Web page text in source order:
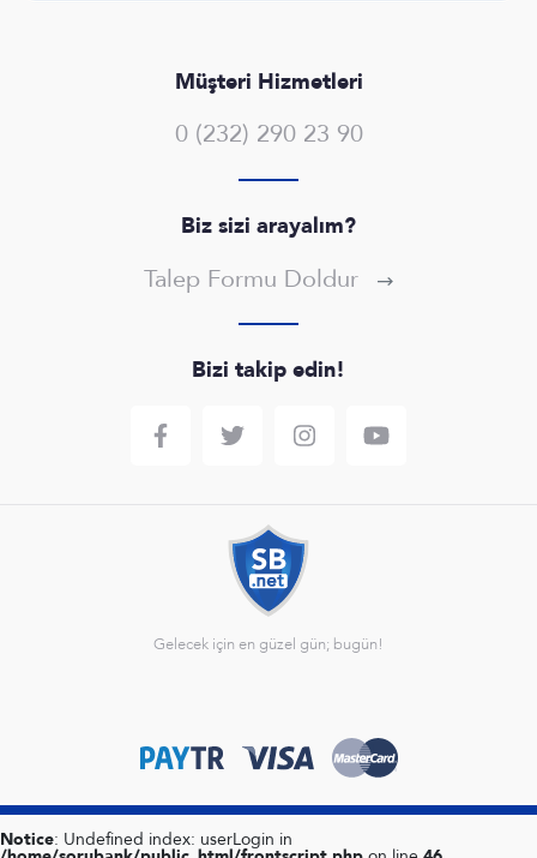
Müşteri Hizmetleri
0 (232) 290 23 90
Biz sizi arayalım?
Talep Formu Doldur
Bizi takip edin!
Gelecek için en güzel gün; bugün!
Notice: Undefined index: userLogin in